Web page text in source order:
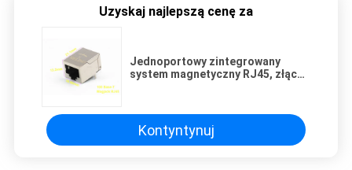
Uzyskaj najlepszą cenę za
Jednoportowy zintegrowany
system magnetyczny RJ45, złącze
Kontyntynuj